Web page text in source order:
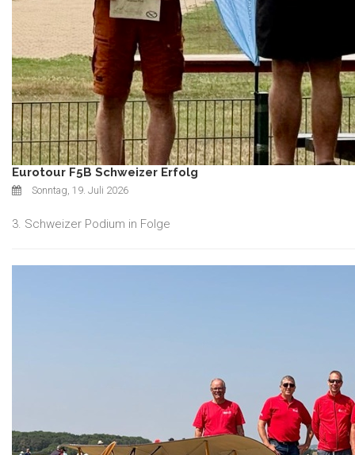
Eurotour F5B Schweizer Erfolg
Sonntag, 19. Juli 2026
3. Schweizer Podium in Folge